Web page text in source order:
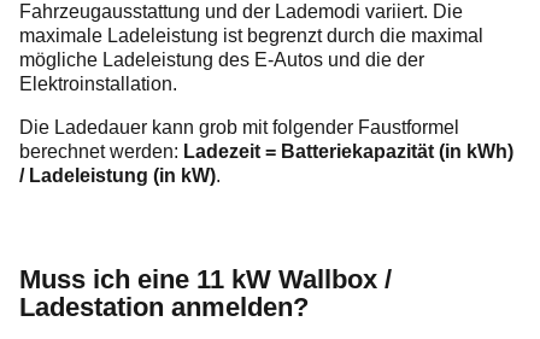
Fahrzeugausstattung und der Lademodi variiert. Die
maximale Ladeleistung ist begrenzt durch die maximal
mögliche Ladeleistung des E-Autos und die der
Elektroinstallation.
Die Ladedauer kann grob mit folgender Faustformel
berechnet werden: Ladezeit = Batteriekapazität (in kWh)
/ Ladeleistung (in kW).
Muss ich eine 11 kW Wallbox /
Ladestation anmelden?